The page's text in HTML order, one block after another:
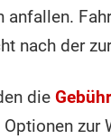
anfallen.
nach der
die
zur